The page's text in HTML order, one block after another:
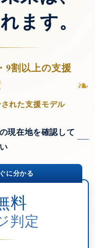
ます。
9割以上の支援
れた支援モデル
❧
現在地を確認して
に分かる
料
判定